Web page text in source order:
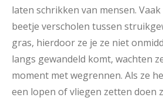
laten schrikken van mensen.
beetje verscholen tussen
gras, hierdoor ze je ze niet
langs gewandeld komt, wachten
moment met wegrennen. Als ze
een lopen of vliegen zetten doen